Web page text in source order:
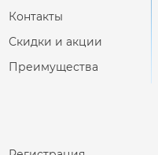
Контакты
Скидки и акции
Преимущества